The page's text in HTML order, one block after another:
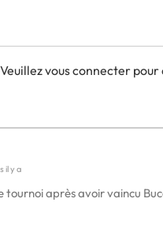
Veuillez vous connecter
il y a
tournoi après avoir vaincu